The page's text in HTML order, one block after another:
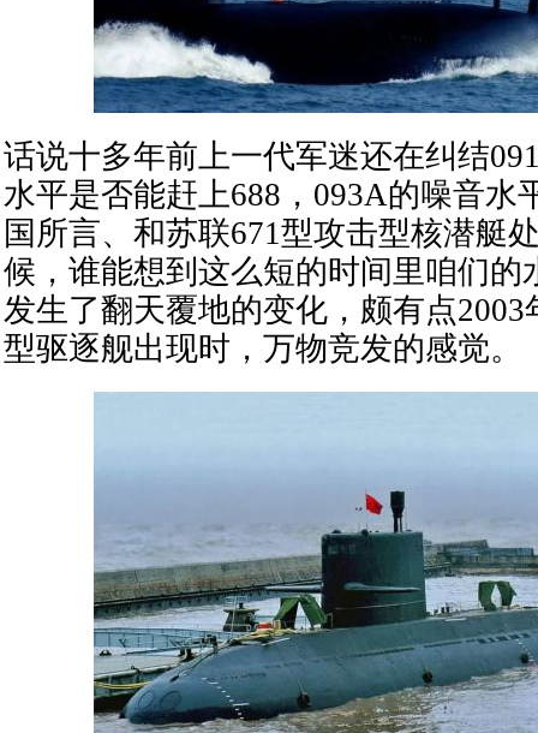
话说十多年前上一代军迷还在纠结
水平是否能赶上688，093A的噪音水
国所言、和苏联671型攻击型核潜艇
候，谁能想到这么短的时间里咱们的
发生了翻天覆地的变化，颇有点2003
型驱逐舰出现时，万物竞发的感觉。